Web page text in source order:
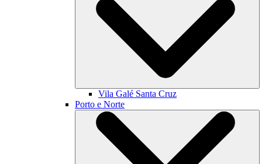
Vila Galé Santa Cruz
Porto e Norte